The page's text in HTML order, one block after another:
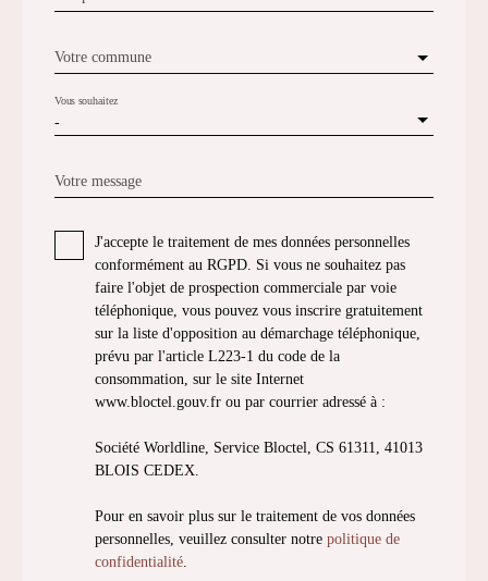
Votre commune
-
Vous souhaitez
Votre message
J'accepte le traitement de mes données personnelles
conformément au RGPD. Si vous ne souhaitez pas
faire l'objet de prospection commerciale par voie
téléphonique, vous pouvez vous inscrire gratuitement
sur la liste d'opposition au démarchage téléphonique,
prévu par l'article L223-1 du code de la
consommation, sur le site Internet
www.bloctel.gouv.fr ou par courrier adressé à :
Société Worldline, Service Bloctel, CS 61311, 41013
BLOIS CEDEX.
Pour en savoir plus sur le traitement de vos données
personnelles, veuillez consulter notre politique de
confidentialité